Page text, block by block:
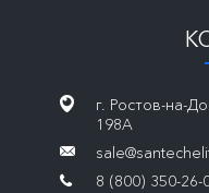
г. Ростов-на-
198А
8 (800) 350-26-